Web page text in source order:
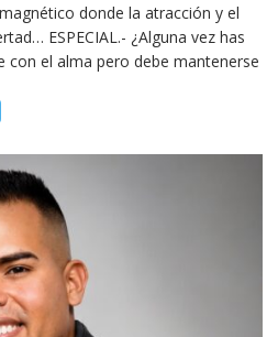
donde la atracción y el
ESPECIAL.- ¿Alguna vez has
con el alma pero debe mantenerse